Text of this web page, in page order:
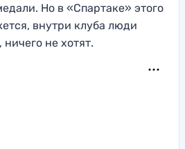
Но в «Спартаке» этого
внутри клуба люди
не хотят.